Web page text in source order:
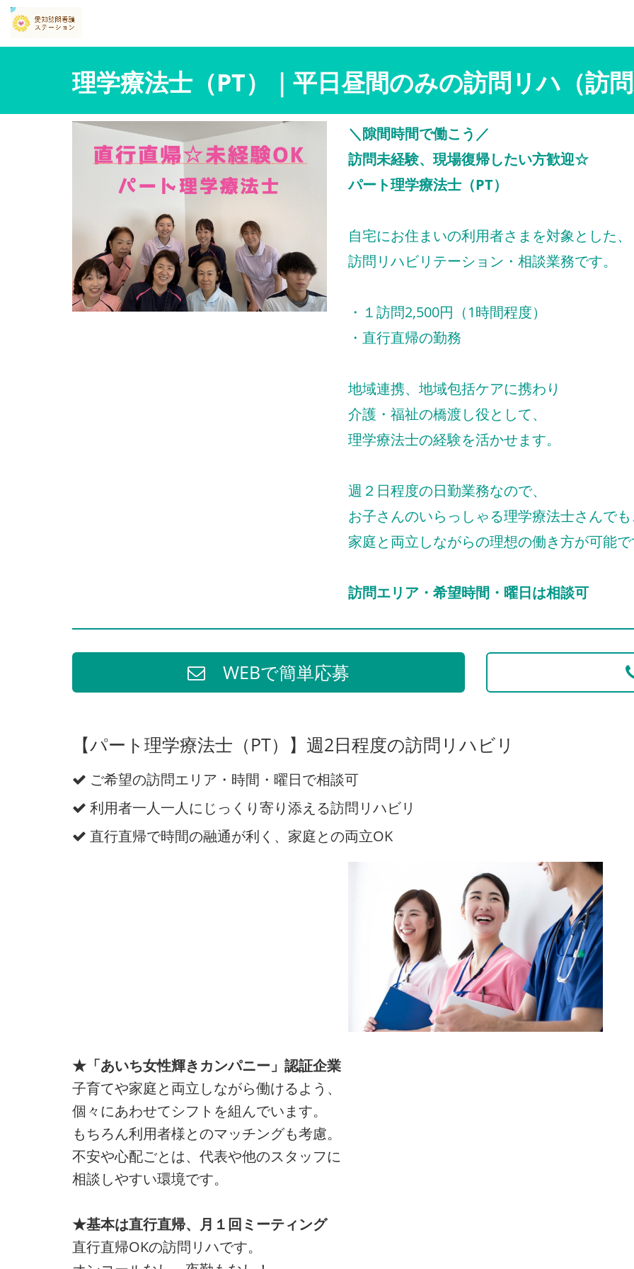
理学療法士（PT）｜平日昼間のみの訪問リハ（訪
＼隙間時間で働こう／
訪問未経験、現場復帰したい方歓迎☆
パート理学療法士（PT）
自宅にお住まいの利用者さまを対象とした、
訪問リハビリテーション・相談業務です。
・１訪問2,500円（1時間程度）
・直行直帰の勤務
地域連携、地域包括ケアに携わり
介護・福祉の橋渡し役として、
理学療法士の経験を活かせます。
週２日程度の日勤業務なので、
お子さんのいらっしゃる理学療法士さんで
家庭と両立しながらの理想の働き方が可能
訪問エリア・希望時間・曜日は相談可
WEBで簡単応募
【パート理学療法士（PT）】週2日程度の訪問リハビリ
ご希望の訪問エリア・時間・曜日で相談可
利用者一人一人にじっくり寄り添える訪問リハビリ
直行直帰で時間の融通が利く、家庭との両立OK
★「あいち女性輝きカンパニー」認証企業
子育てや家庭と両立しながら働けるよう、
個々にあわせてシフトを組んでいます。
もちろん利用者様とのマッチングも考慮。
不安や心配ごとは、代表や他のスタッフに
相談しやすい環境です。
★基本は直行直帰、月１回ミーティング
直行直帰OKの訪問リハです。